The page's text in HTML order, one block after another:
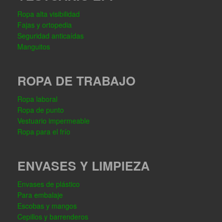
Ropa alta visibilidad
Fajas y ortopedia
Seguridad anticaídas
Manguitos
ROPA DE TRABAJO
Ropa laboral
Ropa de punto
Vestuario impermeable
Ropa para el frío
ENVASES Y LIMPIEZA
Envases de plástico
Para embalaje
Escobas y mangos
Cepillos y barrenderos